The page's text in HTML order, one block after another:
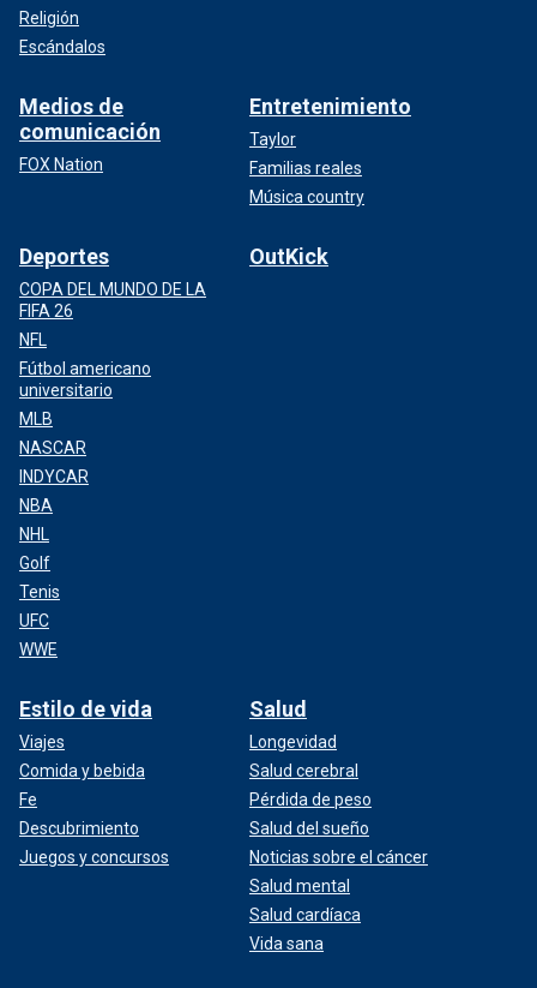
Religión
Escándalos
Medios de
comunicación
FOX Nation
Entretenimiento
Taylor
Familias reales
Música country
Deportes
COPA DEL MUNDO DE LA
FIFA 26
NFL
Fútbol americano
universitario
MLB
NASCAR
INDYCAR
NBA
NHL
Golf
Tenis
UFC
WWE
OutKick
Estilo de vida
Viajes
Comida y bebida
Fe
Descubrimiento
Juegos y concursos
Salud
Longevidad
Salud cerebral
Pérdida de peso
Salud del sueño
Noticias sobre el cáncer
Salud mental
Salud cardíaca
Vida sana